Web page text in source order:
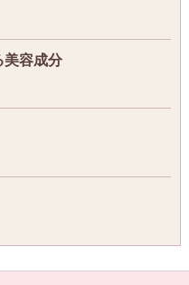
美容成分